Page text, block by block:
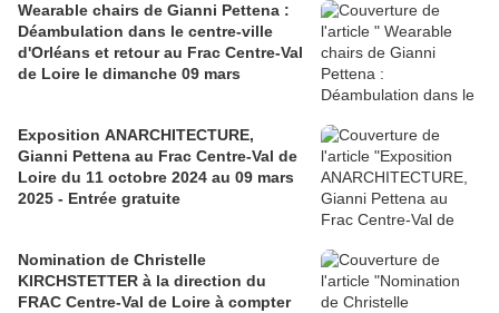
Wearable chairs de Gianni Pettena :
Déambulation dans le centre-ville
d'Orléans et retour au Frac Centre-Val
de Loire le dimanche 09 mars
Exposition ANARCHITECTURE,
Gianni Pettena au Frac Centre-Val de
Loire du 11 octobre 2024 au 09 mars
2025 - Entrée gratuite
Nomination de Christelle
KIRCHSTETTER à la direction du
FRAC Centre-Val de Loire à compter